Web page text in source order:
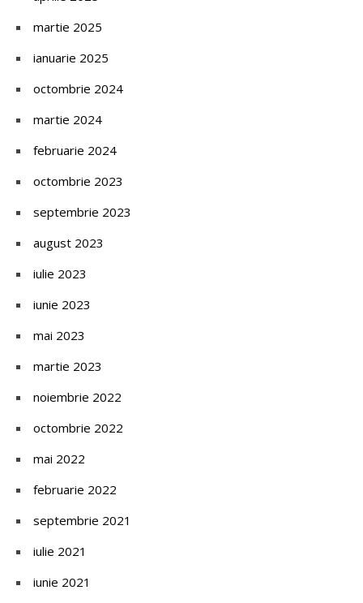
martie 2025
ianuarie 2025
octombrie 2024
martie 2024
februarie 2024
octombrie 2023
septembrie 2023
august 2023
iulie 2023
iunie 2023
mai 2023
martie 2023
noiembrie 2022
octombrie 2022
mai 2022
februarie 2022
septembrie 2021
iulie 2021
iunie 2021